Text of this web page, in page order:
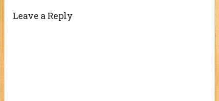
Leave a Reply